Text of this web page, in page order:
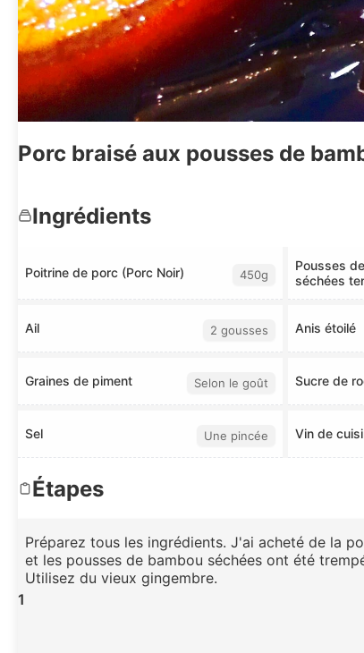
Porc braisé aux pousses de
Ingrédients
Poitrine de porc (Porc Noir) 450g
Pousses
séchées
Ail 2 gousses Anis étoilé
Graines de piment Selon le goût Sucre de
Sel Une pincée Vin de
Étapes
1
Préparez tous les ingrédients. J'ai acheté de la
et les pousses de bambou séchées ont été
Utilisez du vieux gingembre.